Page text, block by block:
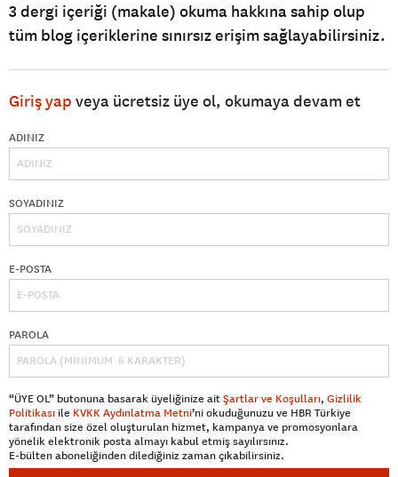
3 dergi içeriği (makale) okuma hakkına sahip olup
tüm blog içeriklerine sınırsız erişim sağlayabilirsiniz.
Giriş yap veya ücretsiz üye ol, okumaya devam et
ADINIZ
SOYADINIZ
E-POSTA
PAROLA
“ÜYE OL” butonuna basarak üyeliğinize aitŞartlar ve Koşulları, Gizlilik
Politikası ile KVKK Aydınlatma Metni’ni okuduğunuzu ve HBR Türkiye
tarafından size özel oluşturulan hizmet, kampanya ve promosyonlara
yönelik elektronik posta almayı kabul etmiş sayılırsınız.
E-bülten aboneliğinden dilediğiniz zaman çıkabilirsiniz.